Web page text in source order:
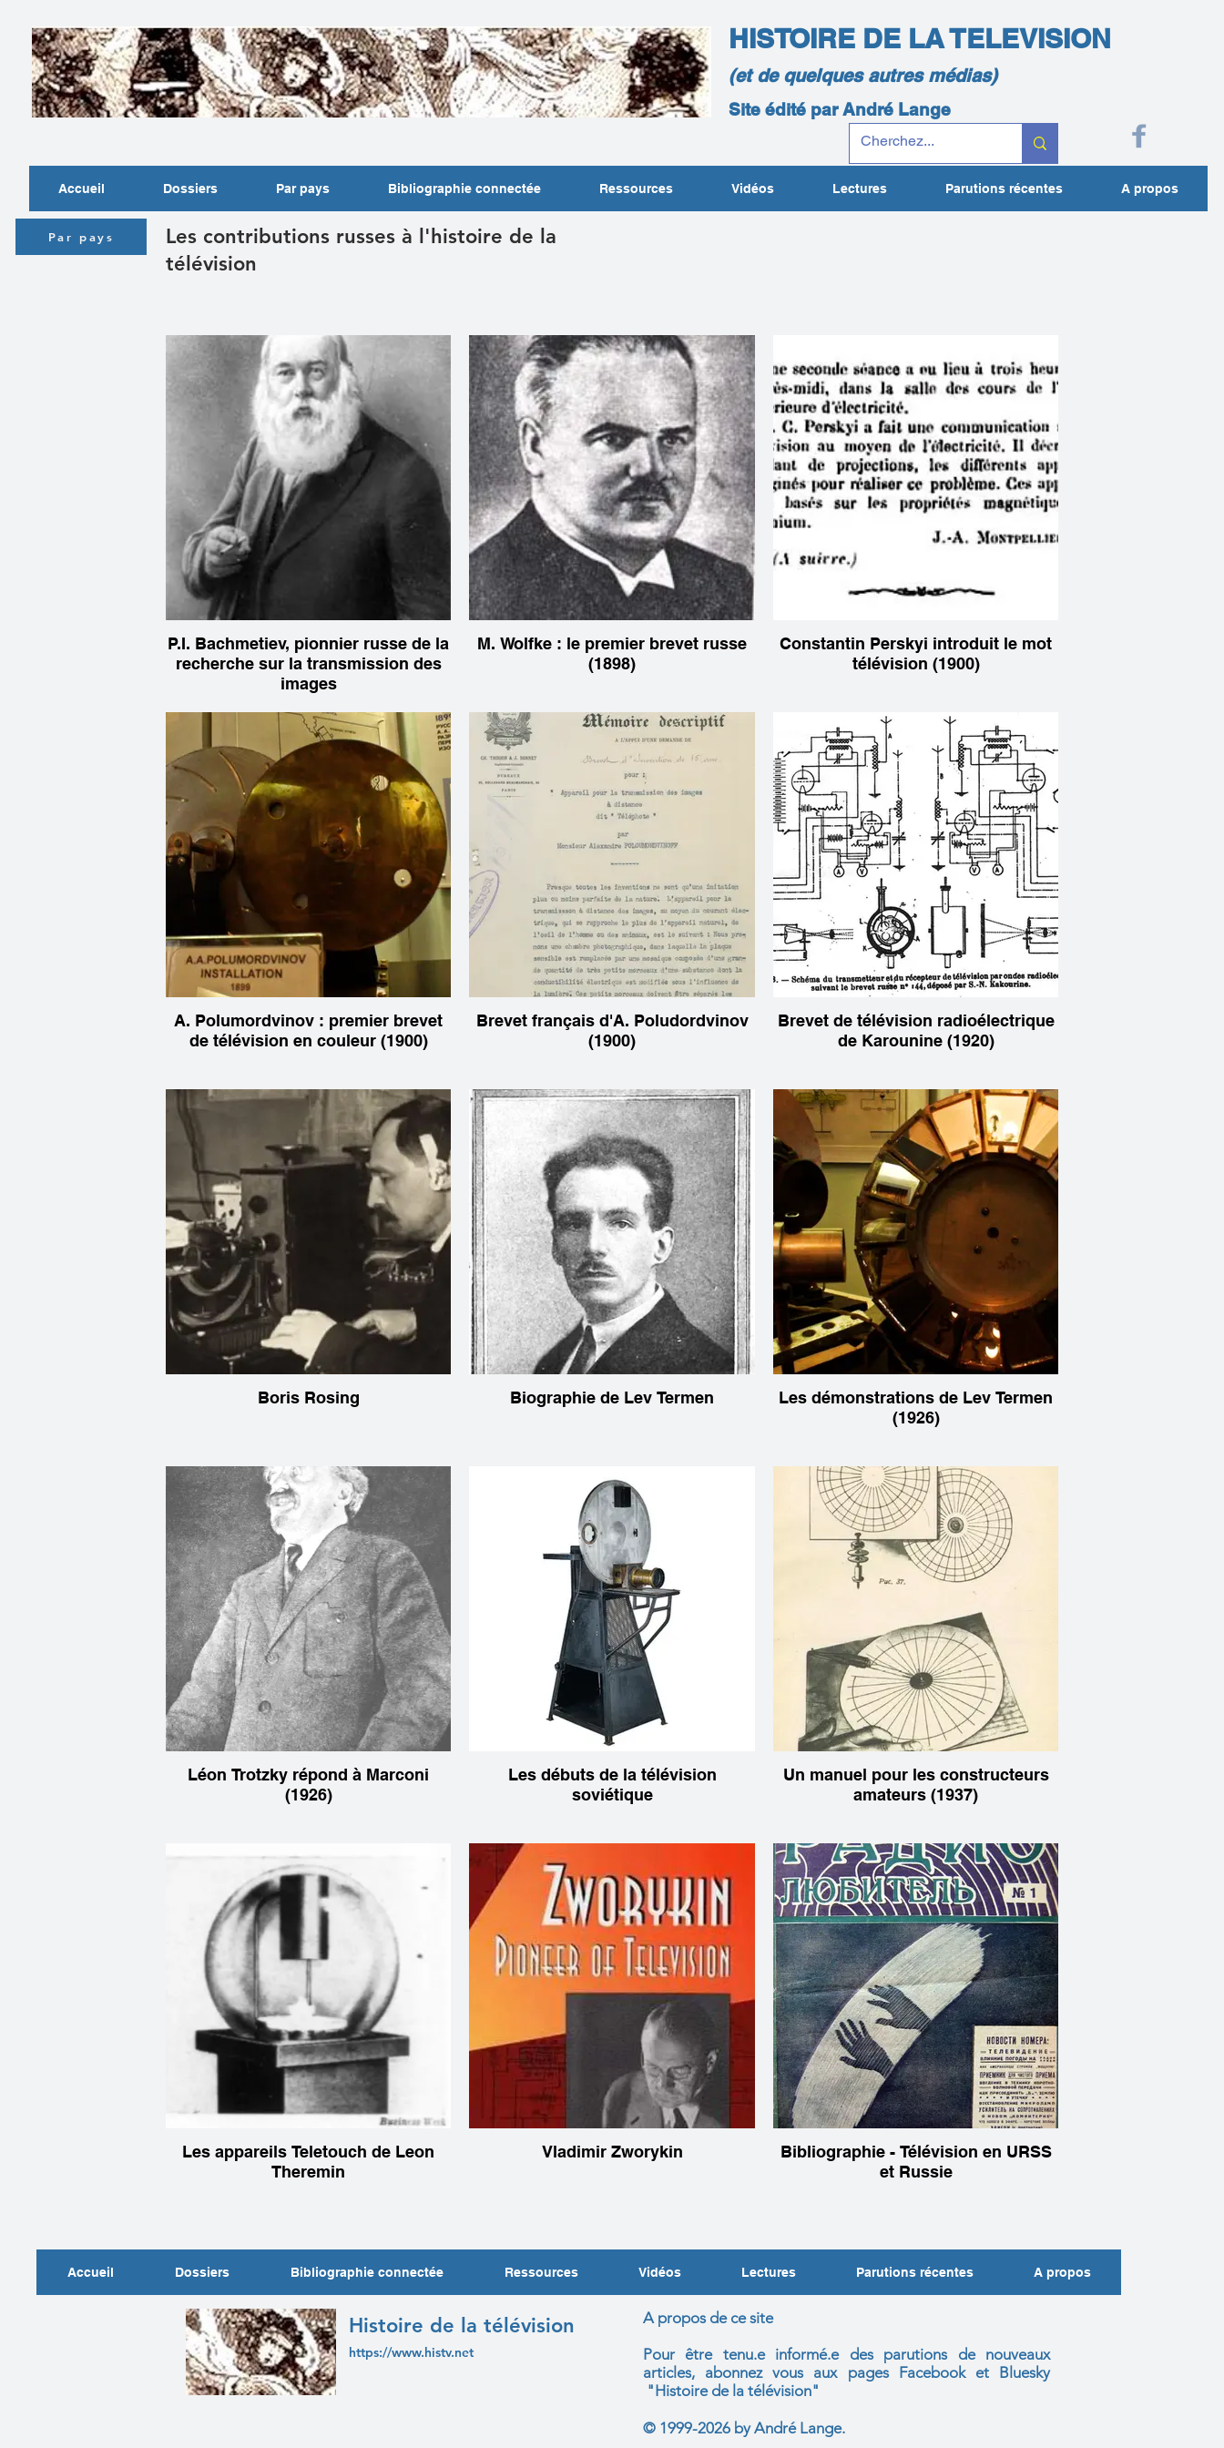
HISTOIRE DE LA TELEVISION
(et de quelques autres médias)
Site édité par André Lange
Accueil Dossiers Par pays Bibliographie connectée Ressources Vidéos Lectures Parutions récentes A propos
Par pays
Les contributions russes à l'histoire de la
télévision
P.I. Bachmetiev, pionnier russe de la
recherche sur la transmission des
images
M. Wolfke : le premier brevet russe
(1898)
Constantin Perskyi introduit le mot
télévision (1900)
A. Polumordvinov : premier brevet
de télévision en couleur (1900)
Brevet français d'A. Poludordvinov
(1900)
Brevet de télévision radioélectrique
de Karounine (1920)
Boris Rosing Biographie de Lev Termen
Les démonstrations de Lev Termen
(1926)
Léon Trotzky répond à Marconi
(1926)
Les débuts de la télévision
soviétique
Un manuel pour les constructeurs
amateurs (1937)
Les appareils Teletouch de Leon
Theremin
Vladimir Zworykin
Bibliographie - Télévision en URSS
et Russie
Accueil Dossiers Bibliographie connectée Ressources Vidéos Lectures Parutions récentes A propos
Histoire de la télévision
https://www.histv.net
A propos de ce site
Pour être tenu.e informé.e des parutions de nouveaux
articles, abonnez vous aux pages Facebook et Bluesky
"Histoire de la télévision"
© 1999-2026 by André Lange.